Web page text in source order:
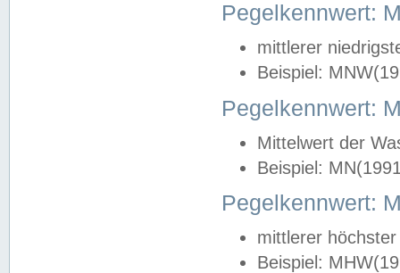
Pegelkennwert:
mittlerer
Beispiel:
Pegelkennwert:
Mittelwert der
Beispiel:
Pegelkennwert:
mittlerer
Beispiel: